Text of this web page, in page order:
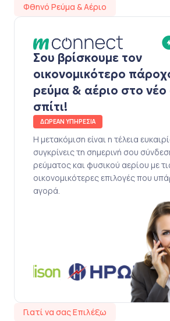
Φθηνό Ρεύμα & Αέριο
Σου βρίσκουμε τον
οικονομικότερο
ρεύμα & αέριο στο
σπίτι!
ΔΩΡΕΑΝ ΥΠΗΡΕΣΙΑ
Η μετακόμιση είναι η τέλεια
συγκρίνεις τη σημερινή σου
ρεύματος και φυσικού αερίου με
οικονομικότερες επιλογές που
αγορά.
Γιατί να σας Επιλέξω